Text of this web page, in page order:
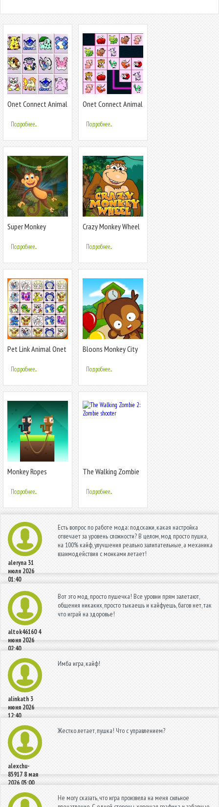
Onet Connect Animal
Подробнее...
Onet Connect Animal
Подробнее...
Super Monkey
Подробнее...
Crazy Monkey Wheel
Подробнее...
Pet Link Animal Onet
Подробнее...
Bloons Monkey City
Подробнее...
Monkey Ropes
Подробнее...
The Walking Zombie
Подробнее...
aleryna 31
июля 2026
01:40
Есть вопрос по работе мода: подскажи, какая настройка
отвечает за уровень сложности? В целом, мод просто пушка,
на 100% кайф, улучшения реально залипательные, а механика
взаимодействия с монками летает!
altok46160 4
июня 2026
02:40
Вот это мод, просто пушечка! Все уровни прям залетают,
общения никаких, просто тыкаешь и кайфуешь, багов нет, так
что играй на здоровье!
alinkath 3
июня 2026
12:40
Имба игра, кайф!
alexchu-
85917 8 мая
2026 05:00
Жестко летает, пушка! Что с управлением?
Не могу сказать, что игра произвела на меня сильное